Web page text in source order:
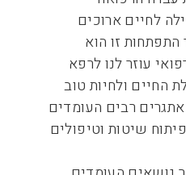
לחיים ארוכים
זו הוא
עוזר לנו לרפא
החיים ולחיות טוב
רבים העומדים
שיטות וטיפולים